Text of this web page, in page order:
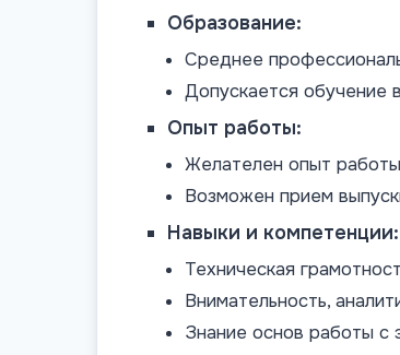
Образование:
Среднее
Допускается
Опыт работы:
Желателен опыт
Возможен прием
Навыки и компетенции:
Техническая
Внимательность,
Знание основ работы с